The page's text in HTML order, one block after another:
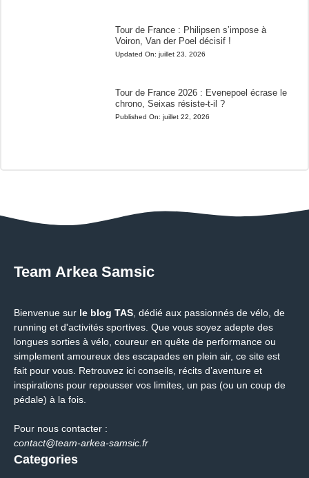
Tour de France : Philipsen s’impose à
Voiron, Van der Poel décisif !
Updated On: juillet 23, 2026
Tour de France 2026 : Evenepoel écrase le
chrono, Seixas résiste-t-il ?
Published On: juillet 22, 2026
Team Arkea Samsic
Bienvenue sur le blog TAS, dédié aux passionnés de vélo, de
running et d'activités sportives. Que vous soyez adepte des
longues sorties à vélo, coureur en quête de performance ou
simplement amoureux des escapades en plein air, ce site est
fait pour vous. Retrouvez ici conseils, récits d’aventure et
inspirations pour repousser vos limites, un pas (ou un coup de
pédale) à la fois.
Pour nous contacter :
contact@team-arkea-samsic.fr
Categories